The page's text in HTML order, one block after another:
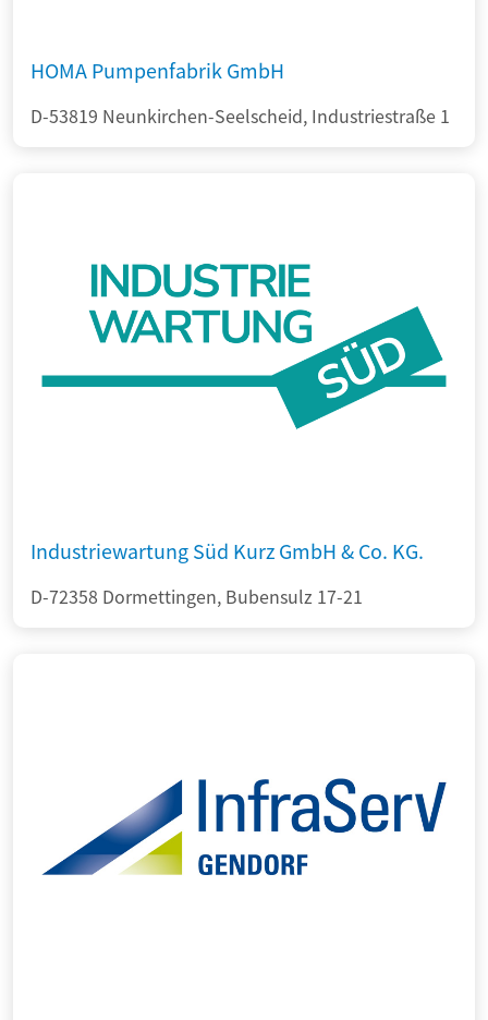
HOMA Pumpenfabrik GmbH
D-53819 Neunkirchen-Seelscheid, Industriestraße 1
Industriewartung Süd Kurz GmbH & Co. KG.
D-72358 Dormettingen, Bubensulz 17-21